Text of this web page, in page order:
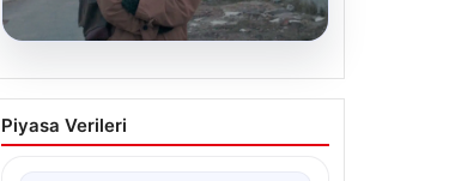
05.08.2026
Türk sinemasında farklı bir
imza: Ceylan Özgün
Piyasa Verileri